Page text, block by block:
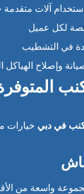
آلات
لكل عميل
في التشطيب
وإصلاح الهياكل
في دبي خيارات
واسعة من